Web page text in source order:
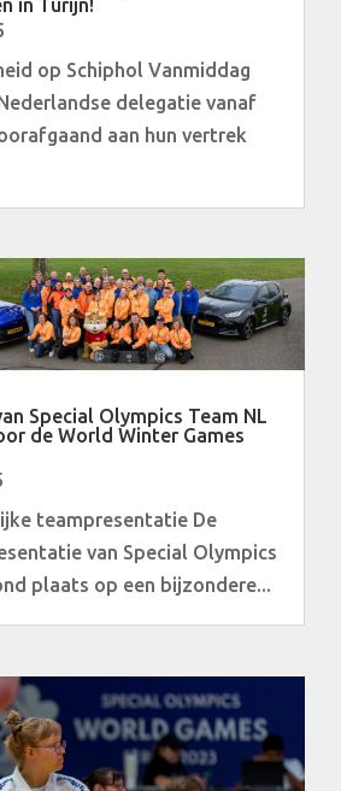
in Turijn!
op Schiphol Vanmiddag
delegatie vanaf
aan hun vertrek
Special Olympics Team NL
de World Winter Games
teampresentatie De
van Special Olympics
plaats op een bijzondere...